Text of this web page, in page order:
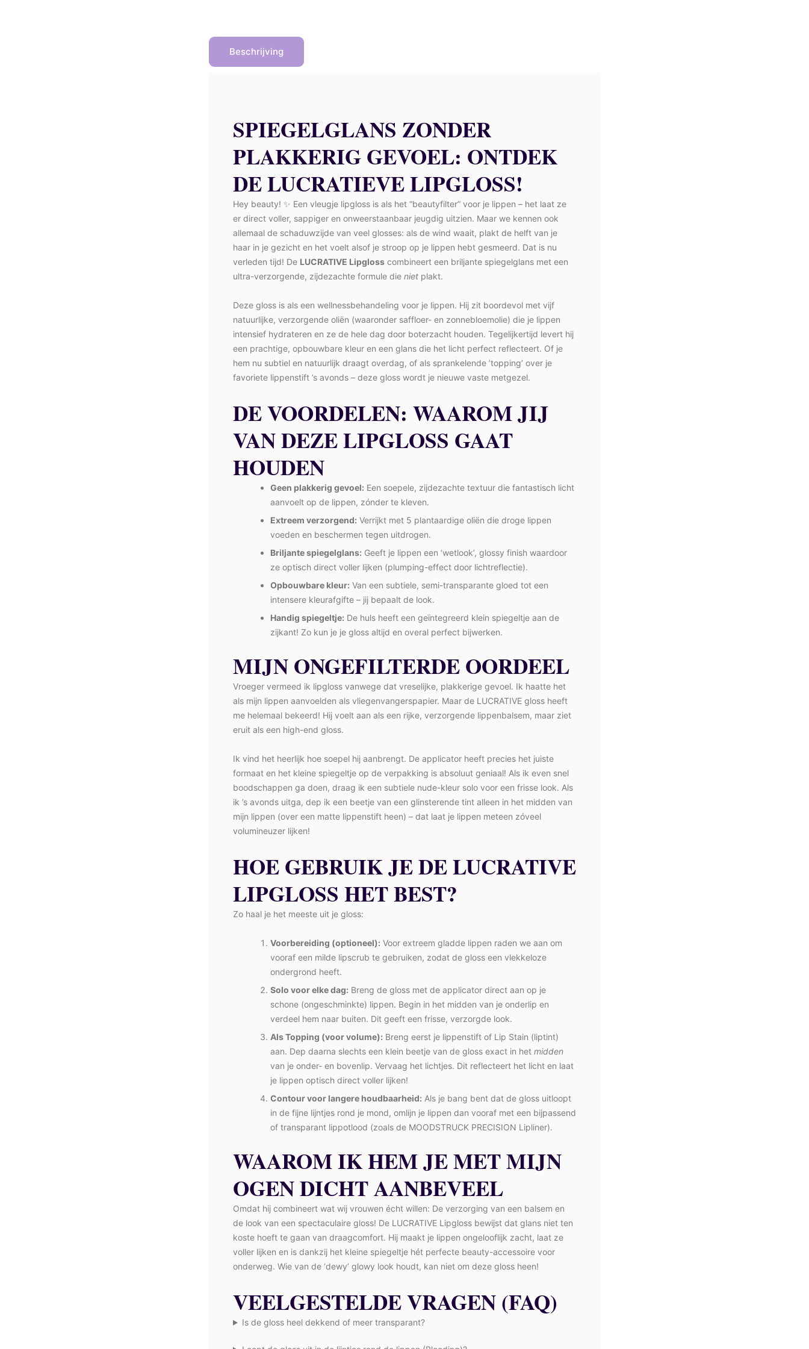
Beschrijving
SPIEGELGLANS ZONDER
PLAKKERIG GEVOEL: ONTDEK
DE LUCRATIEVE LIPGLOSS!
Hey beauty! ✨ Een vleugje lipgloss is als het “beautyfilter” voor je lippen – het laat ze
er direct voller, sappiger en onweerstaanbaar jeugdig uitzien. Maar we kennen ook
allemaal de schaduwzijde van veel glosses: als de wind waait, plakt de helft van je
haar in je gezicht en het voelt alsof je stroop op je lippen hebt gesmeerd. Dat is nu
verleden tijd! De LUCRATIVE Lipgloss combineert een briljante spiegelglans met een
ultra-verzorgende, zijdezachte formule die niet plakt.
Deze gloss is als een wellnessbehandeling voor je lippen. Hij zit boordevol met vijf
natuurlijke, verzorgende oliën (waaronder saffloer- en zonnebloemolie) die je lippen
intensief hydrateren en ze de hele dag door boterzacht houden. Tegelijkertijd levert hij
een prachtige, opbouwbare kleur en een glans die het licht perfect reflecteert. Of je
hem nu subtiel en natuurlijk draagt overdag, of als sprankelende ’topping’ over je
favoriete lippenstift ’s avonds – deze gloss wordt je nieuwe vaste metgezel.
DE VOORDELEN: WAAROM JIJ
VAN DEZE LIPGLOSS GAAT
HOUDEN
Geen plakkerig gevoel: Een soepele, zijdezachte textuur die fantastisch licht
aanvoelt op de lippen, zónder te kleven.
Extreem verzorgend: Verrijkt met 5 plantaardige oliën die droge lippen
voeden en beschermen tegen uitdrogen.
Briljante spiegelglans: Geeft je lippen een ‘wetlook’, glossy finish waardoor
ze optisch direct voller lijken (plumping-effect door lichtreflectie).
Opbouwbare kleur: Van een subtiele, semi-transparante gloed tot een
intensere kleurafgifte – jij bepaalt de look.
Handig spiegeltje: De huls heeft een geïntegreerd klein spiegeltje aan de
zijkant! Zo kun je je gloss altijd en overal perfect bijwerken.
MIJN ONGEFILTERDE OORDEEL
Vroeger vermeed ik lipgloss vanwege dat vreselijke, plakkerige gevoel. Ik haatte het
als mijn lippen aanvoelden als vliegenvangerspapier. Maar de LUCRATIVE gloss heeft
me helemaal bekeerd! Hij voelt aan als een rijke, verzorgende lippenbalsem, maar ziet
eruit als een high-end gloss.
Ik vind het heerlijk hoe soepel hij aanbrengt. De applicator heeft precies het juiste
formaat en het kleine spiegeltje op de verpakking is absoluut geniaal! Als ik even snel
boodschappen ga doen, draag ik een subtiele nude-kleur solo voor een frisse look. Als
ik ’s avonds uitga, dep ik een beetje van een glinsterende tint alleen in het midden van
mijn lippen (over een matte lippenstift heen) – dat laat je lippen meteen zóveel
volumineuzer lijken!
HOE GEBRUIK JE DE LUCRATIVE
LIPGLOSS HET BEST?
Zo haal je het meeste uit je gloss:
Voorbereiding (optioneel): Voor extreem gladde lippen raden we aan om
vooraf een milde lipscrub te gebruiken, zodat de gloss een vlekkeloze
ondergrond heeft.
Solo voor elke dag: Breng de gloss met de applicator direct aan op je
schone (ongeschminkte) lippen. Begin in het midden van je onderlip en
verdeel hem naar buiten. Dit geeft een frisse, verzorgde look.
Als Topping (voor volume): Breng eerst je lippenstift of Lip Stain (liptint)
aan. Dep daarna slechts een klein beetje van de gloss exact in het midden
van je onder- en bovenlip. Vervaag het lichtjes. Dit reflecteert het licht en laat
je lippen optisch direct voller lijken!
Contour voor langere houdbaarheid: Als je bang bent dat de gloss uitloopt
in de fijne lijntjes rond je mond, omlijn je lippen dan vooraf met een bijpassend
of transparant lippotlood (zoals de MOODSTRUCK PRECISION Lipliner).
WAAROM IK HEM JE MET MIJN
OGEN DICHT AANBEVEEL
Omdat hij combineert wat wij vrouwen écht willen: De verzorging van een balsem en
de look van een spectaculaire gloss! De LUCRATIVE Lipgloss bewijst dat glans niet ten
koste hoeft te gaan van draagcomfort. Hij maakt je lippen ongelooflijk zacht, laat ze
voller lijken en is dankzij het kleine spiegeltje hét perfecte beauty-accessoire voor
onderweg. Wie van de ‘dewy’ glowy look houdt, kan niet om deze gloss heen!
VEELGESTELDE VRAGEN (FAQ)
Is de gloss heel dekkend of meer transparant?